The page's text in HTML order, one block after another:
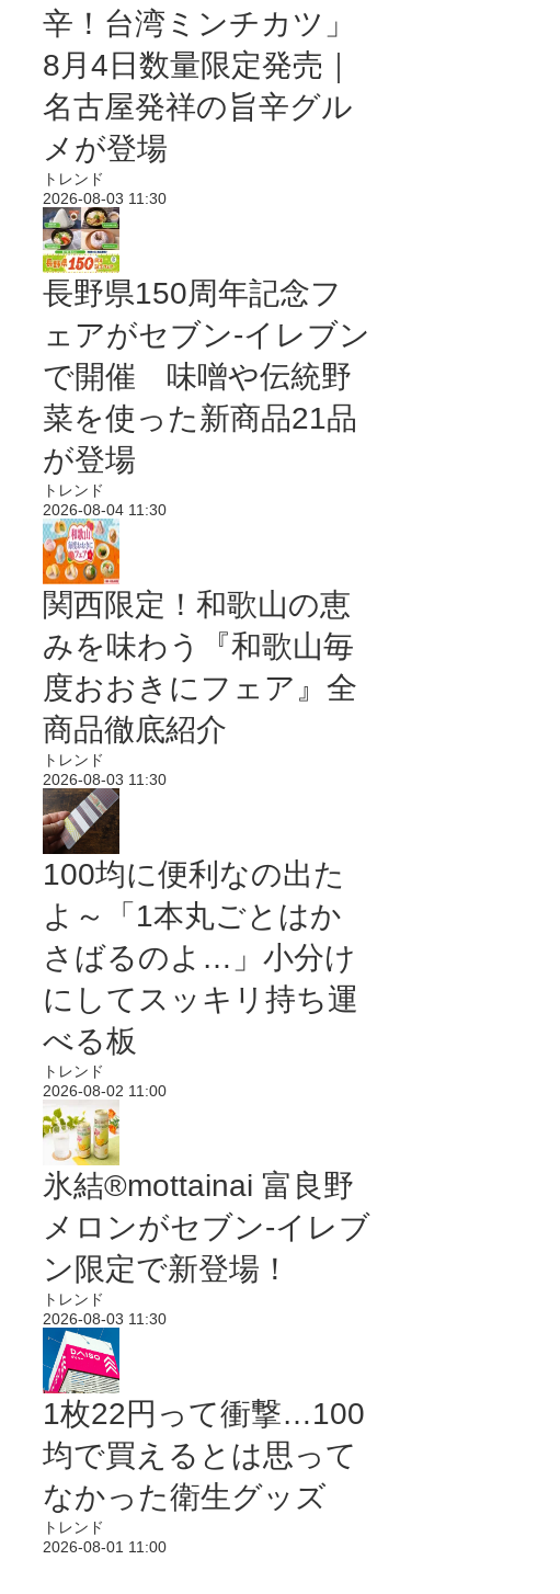
辛！台湾ミンチカツ」
8月4日数量限定発売｜
名古屋発祥の旨辛グル
メが登場
トレンド
2026-08-03 11:30
長野県150周年記念フ
ェアがセブン-イレブン
で開催 味噌や伝統野
菜を使った新商品21品
が登場
トレンド
2026-08-04 11:30
関西限定！和歌山の恵
みを味わう『和歌山毎
度おおきにフェア』全
商品徹底紹介
トレンド
2026-08-03 11:30
100均に便利なの出た
よ～「1本丸ごとはか
さばるのよ…」小分け
にしてスッキリ持ち運
べる板
トレンド
2026-08-02 11:00
氷結®mottainai 富良野
メロンがセブン‐イレブ
ン限定で新登場！
トレンド
2026-08-03 11:30
1枚22円って衝撃…100
均で買えるとは思って
なかった衛生グッズ
トレンド
2026-08-01 11:00